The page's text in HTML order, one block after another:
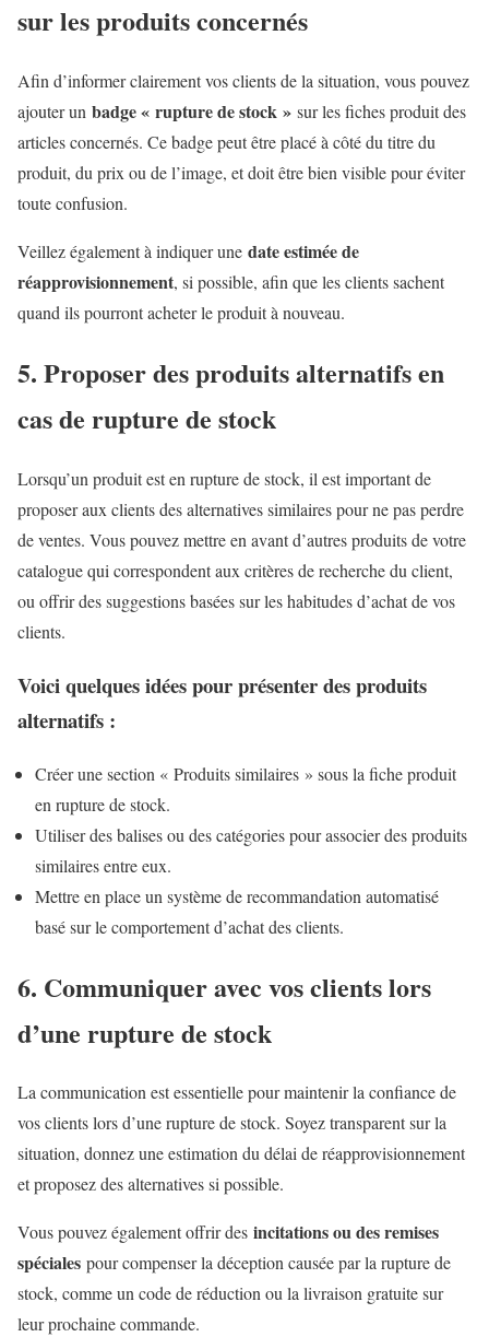
sur les produits concernés
Afin d’informer clairement vos clients de la situation, vous pouvez
ajouter un badge « rupture de stock » sur les fiches produit des
articles concernés. Ce badge peut être placé à côté du titre du
produit, du prix ou de l’image, et doit être bien visible pour éviter
toute confusion.
Veillez également à indiquer une date estimée de
réapprovisionnement, si possible, afin que les clients sachent
quand ils pourront acheter le produit à nouveau.
5. Proposer des produits alternatifs en
cas de rupture de stock
Lorsqu’un produit est en rupture de stock, il est important de
proposer aux clients des alternatives similaires pour ne pas perdre
de ventes. Vous pouvez mettre en avant d’autres produits de votre
catalogue qui correspondent aux critères de recherche du client,
ou offrir des suggestions basées sur les habitudes d’achat de vos
clients.
Voici quelques idées pour présenter des produits
alternatifs :
Créer une section « Produits similaires » sous la fiche produit
en rupture de stock.
Utiliser des balises ou des catégories pour associer des produits
similaires entre eux.
Mettre en place un système de recommandation automatisé
basé sur le comportement d’achat des clients.
6. Communiquer avec vos clients lors
d’une rupture de stock
La communication est essentielle pour maintenir la confiance de
vos clients lors d’une rupture de stock. Soyez transparent sur la
situation, donnez une estimation du délai de réapprovisionnement
et proposez des alternatives si possible.
Vous pouvez également offrir des incitations ou des remises
spéciales pour compenser la déception causée par la rupture de
stock, comme un code de réduction ou la livraison gratuite sur
leur prochaine commande.